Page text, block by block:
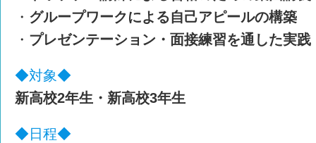
・ グループワークによる自己アピールの構築
・ プレゼンテーション・面接練習を通した実践
◆対象◆
新高校2年生・新高校3年生
◆日程◆